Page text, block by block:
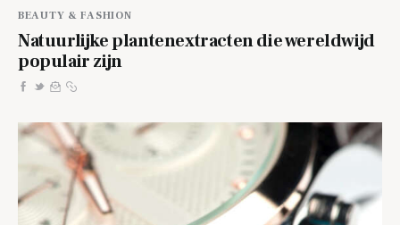
BEAUTY & FASHION
Natuurlijke plantenextracten die wereldwijd
populair zijn